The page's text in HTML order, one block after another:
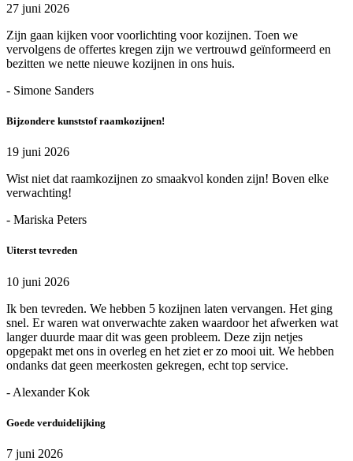
27 juni 2026
Zijn gaan kijken voor voorlichting voor kozijnen. Toen we
vervolgens de offertes kregen zijn we vertrouwd geïnformeerd en
bezitten we nette nieuwe kozijnen in ons huis.
- Simone Sanders
Bijzondere kunststof raamkozijnen!
19 juni 2026
Wist niet dat raamkozijnen zo smaakvol konden zijn! Boven elke
verwachting!
- Mariska Peters
Uiterst tevreden
10 juni 2026
Ik ben tevreden. We hebben 5 kozijnen laten vervangen. Het ging
snel. Er waren wat onverwachte zaken waardoor het afwerken wat
langer duurde maar dit was geen probleem. Deze zijn netjes
opgepakt met ons in overleg en het ziet er zo mooi uit. We hebben
ondanks dat geen meerkosten gekregen, echt top service.
- Alexander Kok
Goede verduidelijking
7 juni 2026